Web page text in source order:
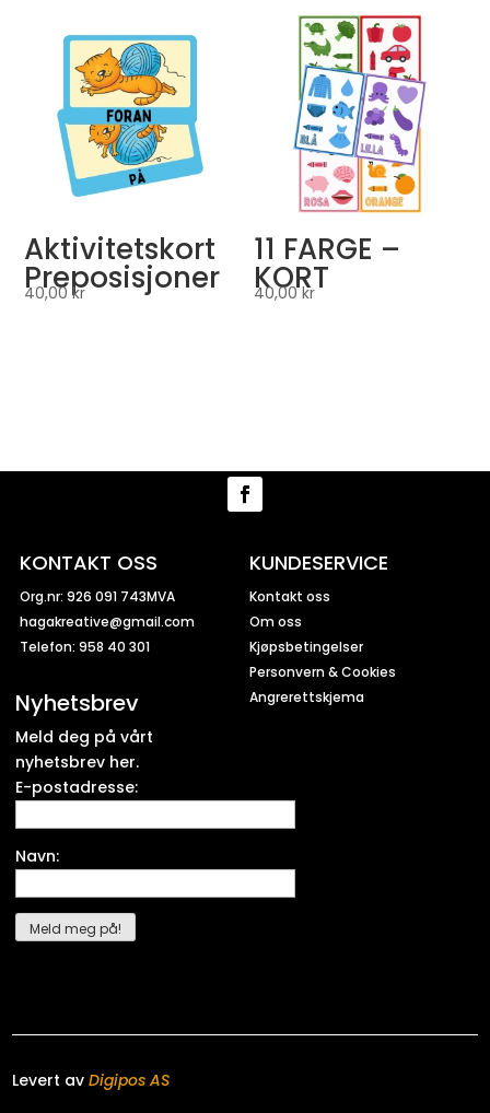
Aktivitetskort
Preposisjoner
40,00kr
11 FARGE –
KORT
40,00kr
KONTAKT OSS
Org.nr: 926 091 743MVA
hagakreative@gmail.com
Telefon: 958 40 301
Nyhetsbrev
Meld deg på vårt
nyhetsbrev her.
E-postadresse:
Navn:
KUNDESERVICE
Kontakt oss
Om oss
Kjøpsbetingelser
Personvern & Cookies
Angrerettskjema
Levert avDigipos AS